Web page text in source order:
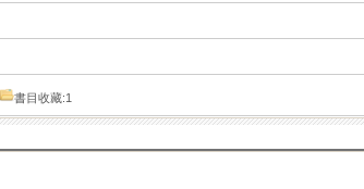
書目收藏:1